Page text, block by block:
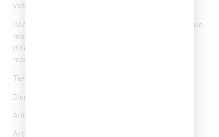
vidrio. Hipnóticos, divertidos y muy relajantes.
Dentro de la colección Wobble Bubble rings hay un
modelo de anillo que al sacudir se forman
diferentes burbujas en su interior creando una
mágica relajación visual.
Tamaño del anillo ajustable.
Diseño único y exclusivo de Estudio PoM.
Anillos artísticos.
Arte para llevar